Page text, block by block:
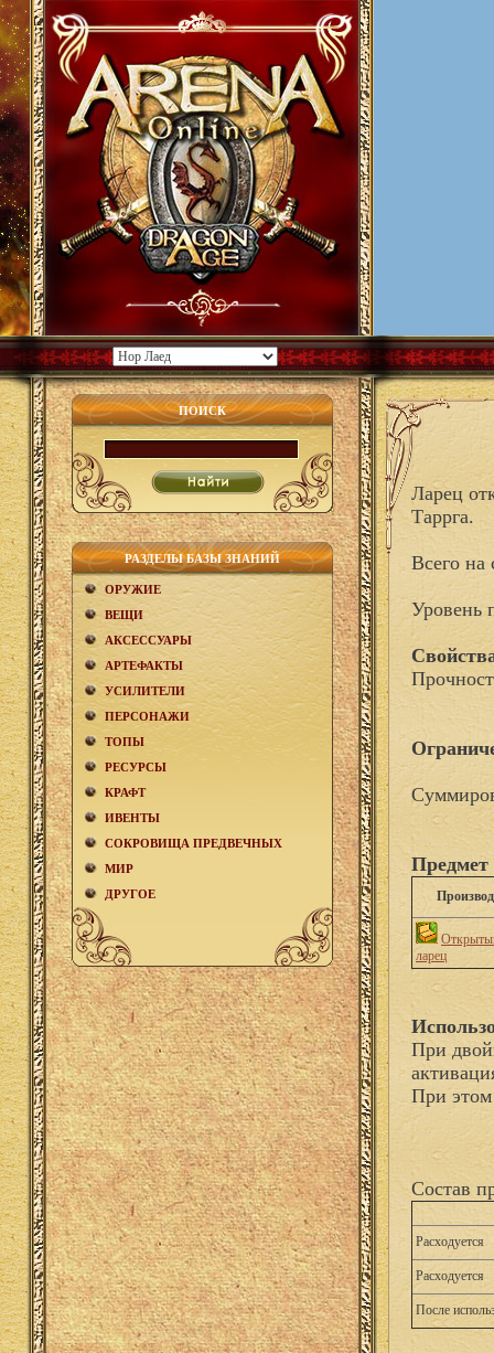
ПОИСК
РАЗДЕЛЫ БАЗЫ ЗНАНИЙ
ОРУЖИЕ
ВЕЩИ
АКCЕСCУАРЫ
АРТЕФАКТЫ
УСИЛИТЕЛИ
ПЕРСОНАЖИ
ТОПЫ
РЕСУРСЫ
КРАФТ
ИВЕНТЫ
СОКРОВИЩА ПРЕДВЕЧНЫХ
МИР
ДРУГОЕ
Ларец
Таррга.
Всего на
Уровень
Предмет
ларец
При
При этом
Состав
Расходуется
Расходуется
После